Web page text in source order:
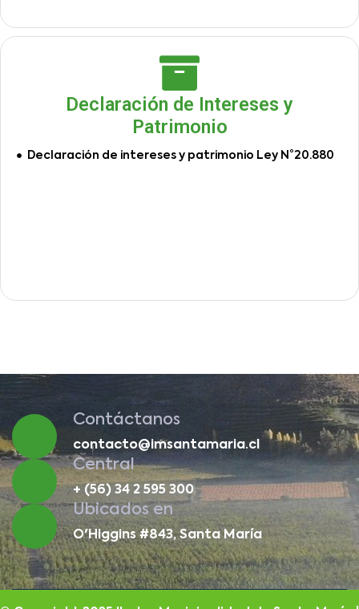
Declaración de Intereses y
Patrimonio
Declaración de intereses y patrimonio Ley N°20.880
Contáctanos
contacto@imsantamaria.cl
Central
+ (56) 34 2 595 300
Ubicados en
O'Higgins #843, Santa María